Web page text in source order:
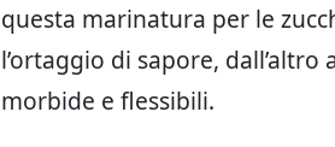
questa marinatura per le
l’ortaggio di sapore,
morbide e flessibili.